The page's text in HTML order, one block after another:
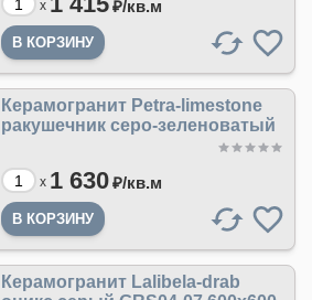
x ₽/кв.м
Керамогранит Petra-limestone
ракушечник серо-зеленоватый
x 1 630₽/кв.м
Керамогранит Lalibela-drab